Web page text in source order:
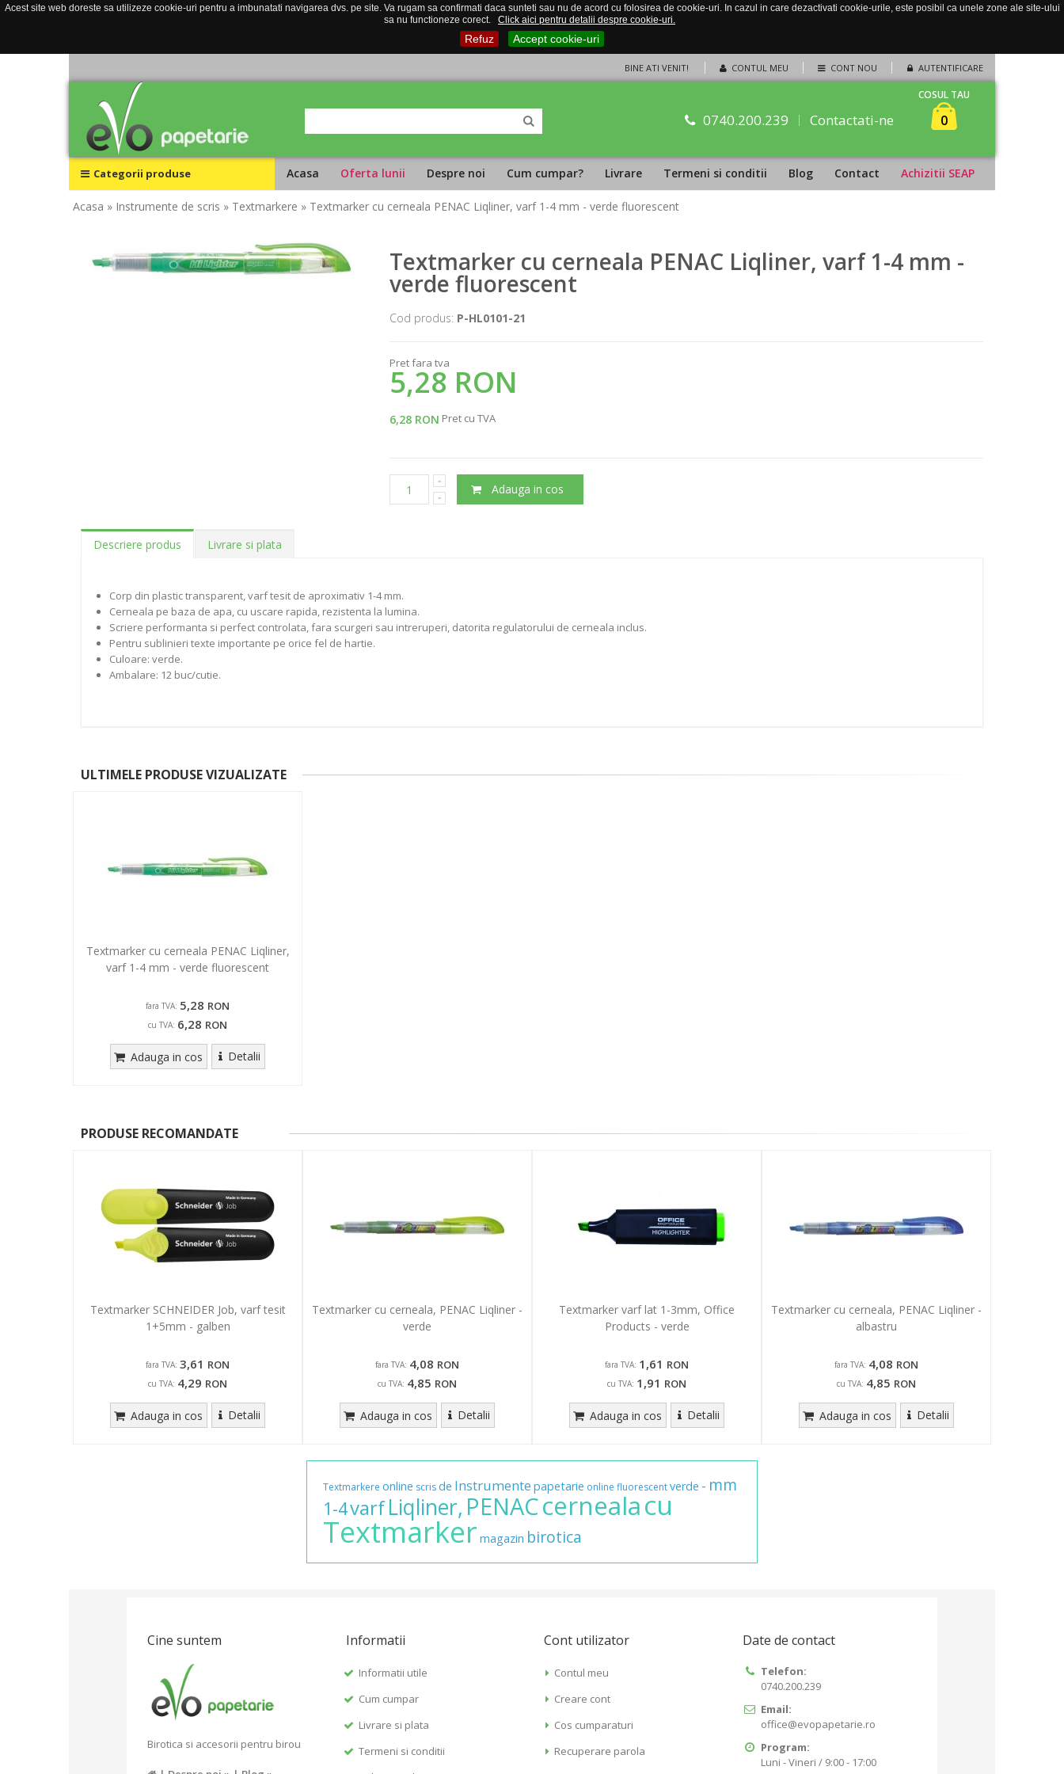
Acest site web doreste sa utilizeze cookie-uri pentru a imbunatati navigarea dvs. pe site. Va rugam sa confirmati daca sunteti sau nu de acord cu folosirea de cookie-uri. In cazul in care dezactivati cookie-urile, este posibil ca unele zone ale site-ului
sa nu functioneze corect.
Click aici pentru detalii despre cookie-uri.
Refuz Accept cookie-uri
CONTUL MEU CONT NOU AUTENTIFICARE
BINE ATI VENIT!
0740.200.239 Contactati-ne
COSUL TAU
0
Categorii produse Acasa Oferta lunii Despre noi Cum cumpar? Livrare Termeni si conditii Blog Contact Achizitii SEAP
Acasa » Instrumente de scris » Textmarkere » Textmarker cu cerneala PENAC Liqliner, varf 1-4 mm - verde fluorescent
Textmarker cu cerneala PENAC Liqliner, varf 1-4 mm -
verde fluorescent
Cod produs: P-HL0101-21
Pret fara tva
5,28 RON
6,28 RON Pret cu TVA
Adauga in cos
Descriere produs Livrare si plata
Corp din plastic transparent, varf tesit de aproximativ 1-4 mm.
Cerneala pe baza de apa, cu uscare rapida, rezistenta la lumina.
Scriere performanta si perfect controlata, fara scurgeri sau intreruperi, datorita regulatorului de cerneala inclus.
Pentru sublinieri texte importante pe orice fel de hartie.
Culoare: verde.
Ambalare: 12 buc/cutie.
ULTIMELE PRODUSE VIZUALIZATE
Textmarker cu cerneala PENAC Liqliner,
varf 1-4 mm - verde fluorescent
fara TVA: 5,28 RON
cu TVA: 6,28 RON
Adauga in cos Detalii
PRODUSE RECOMANDATE
Textmarker SCHNEIDER Job, varf tesit
1+5mm - galben
fara TVA: 3,61 RON
cu TVA: 4,29 RON
Adauga in cos Detalii
Textmarker cu cerneala, PENAC Liqliner -
verde
fara TVA: 4,08 RON
cu TVA: 4,85 RON
Adauga in cos Detalii
Textmarker varf lat 1-3mm, Office
Products - verde
fara TVA: 1,61 RON
cu TVA: 1,91 RON
Adauga in cos Detalii
Textmarker cu cerneala, PENAC Liqliner -
albastru
fara TVA: 4,08 RON
cu TVA: 4,85 RON
Adauga in cos Detalii
Textmarkere online scrisde Instrumente papetarie online fluorescentverde - mm
1-4varfLiqliner, PENACcernealacu
Textmarker magazin birotica
Cine suntem
Birotica si accesorii pentru birou
Informatii
Informatii utile
Cum cumpar
Livrare si plata
Termeni si conditii
Cont utilizator
Contul meu
Creare cont
Cos cumparaturi
Recuperare parola
Date de contact
Telefon:
0740.200.239
Email:
office@evopapetarie.ro
Program:
Luni - Vineri / 9:00 - 17:00